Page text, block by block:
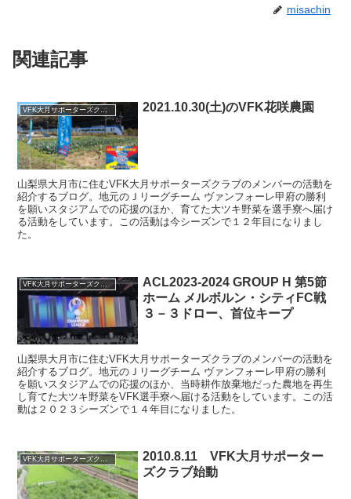
misachin
関連記事
2021.10.30(土)のVFK花咲農園
山梨県大月市に住むVFK大月サポーターズクラブのメンバーの活動を
紹介するブログ。地元のＪリーグチーム ヴァンフォーレ甲府の勝利
を願いスタジアムでの応援のほか、育てた大ツキ野菜を選手寮へ届け
る活動をしています。この活動は今シーズンで１２年目になりまし
た。
VFK大月サポーターズクラブ
ACL2023-2024 GROUP H 第5節
ホーム メルボルン・シティFC戦
３－３ドロー、首位キープ
山梨県大月市に住むVFK大月サポーターズクラブのメンバーの活動を
紹介するブログ。地元のＪリーグチーム ヴァンフォーレ甲府の勝利
を願いスタジアムでの応援のほか、当時耕作放棄地だった農地を再生
し育てた大ツキ野菜をVFK選手寮へ届ける活動をしています。この活
動は２０２３シーズンで１４年目になりました。
2010.8.11 VFK大月サポーター
ズクラブ始動